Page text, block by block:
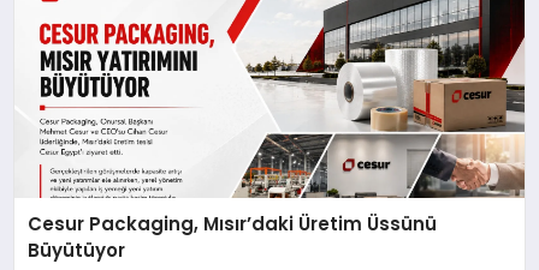
Cesur Packaging, Mısır’daki Üretim Üssünü
Büyütüyor